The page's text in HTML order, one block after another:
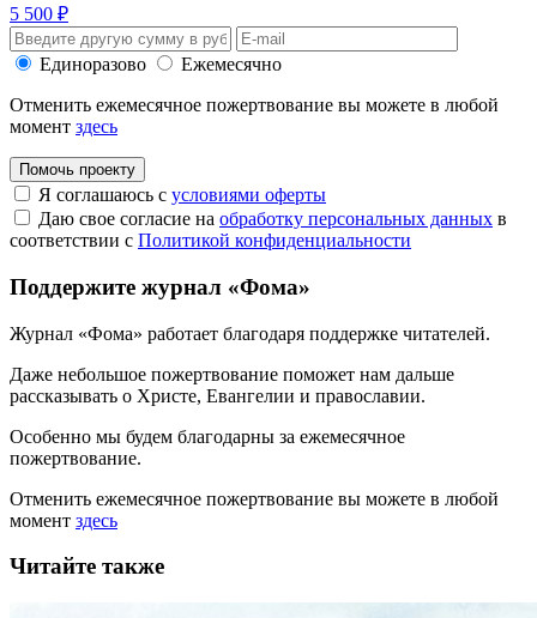
5 500 ₽
Единоразово
Ежемесячно
Отменить ежемесячное пожертвование вы можете в любой
момент здесь
Помочь проекту
Я соглашаюсь с условиями оферты
Даю свое согласие на обработку персональных данных в
соответствии с Политикой конфиденциальности
Поддержите журнал «Фома»
Журнал «Фома» работает благодаря поддержке читателей.
Даже небольшое пожертвование поможет нам дальше
рассказывать о Христе, Евангелии и православии.
Особенно мы будем благодарны за ежемесячное
пожертвование.
Отменить ежемесячное пожертвование вы можете в любой
момент здесь
Читайте также